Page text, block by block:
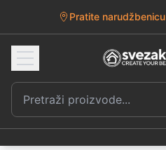
Pratite narudžbenicu